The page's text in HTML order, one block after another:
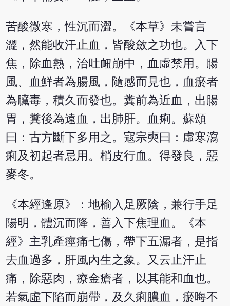
苦酸微寒，性沉而澀。《本草》未嘗言
澀，然能收汗止血，皆酸斂之功也。入下
焦，除血熱，治吐衄崩中，血虛禁用。腸
風、血鮮者為腸風，隨感而見也，血瘀者
為臟毒，積久而發也。糞前為近血，出腸
胃，糞後為遠血，出肺肝。血痢。蘇頌
曰：古方斷下多用之。寇宗奭曰：虛寒瀉
痢及初起者忌用。梢皮行血。得發良，惡
麥冬。
《本經逢原》：地榆入足厥陰，兼行手足
陽明，體沉而降，善入下焦理血。《本
經》主乳產痙痛七傷，帶下五漏者，是指
去血過多，肝風內生之象。又云止汗止
痛，除惡肉，療金瘡者，以其能和血也。
若氣虛下陷而崩帶，及久痢膿血，瘀晦不